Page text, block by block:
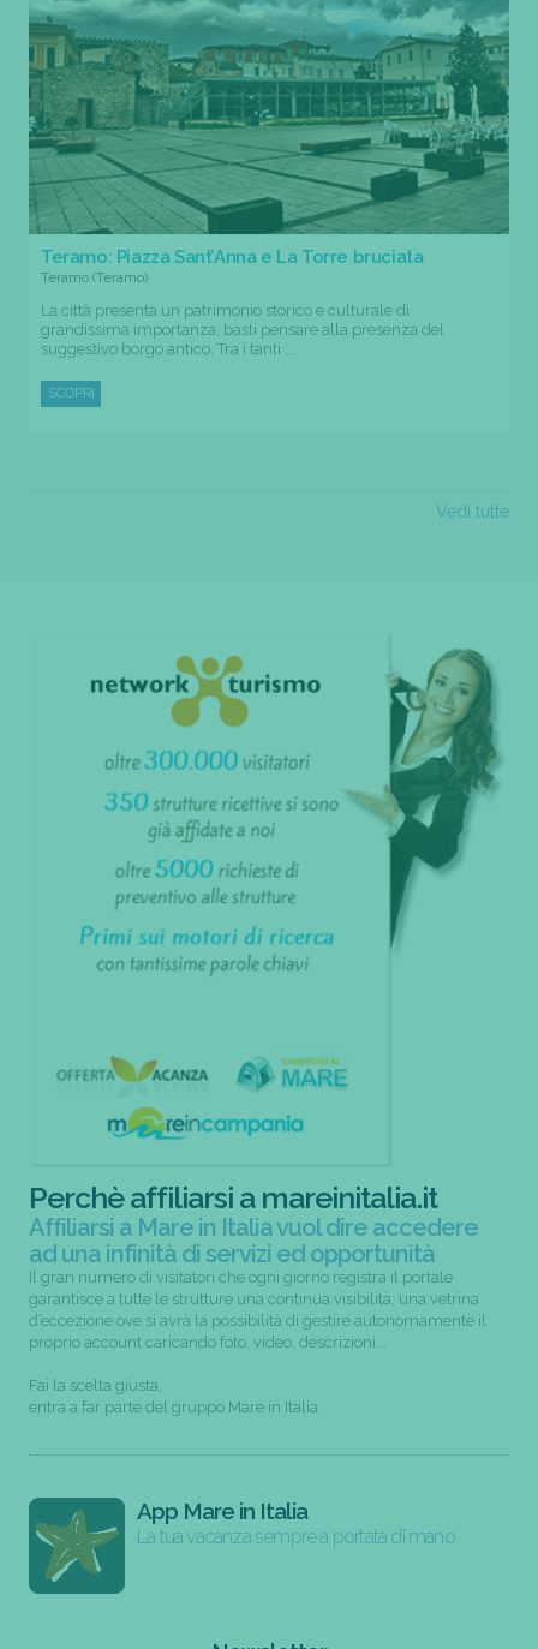
Teramo: Piazza Sant’Anna e La Torre bruciata
Teramo (Teramo)
La città presenta un patrimonio storico e culturale di
grandissima importanza, basti pensare alla presenza del
suggestivo borgo antico. Tra i tanti ...
SCOPRI
Vedi tutte
Perchè affiliarsi a mareinitalia.it
Affiliarsi a Mare in Italia vuol dire accedere
ad una infinità di servizi ed opportunità
Il gran numero di visitatori che ogni giorno registra il portale
garantisce a tutte le strutture una continua visibilità; una vetrina
d’eccezione ove si avrà la possibilità di gestire autonomamente il
proprio account caricando foto, video, descrizioni...
Fai la scelta giusta,
entra a far parte del gruppo Mare in Italia
App Mare in Italia
La tua vacanza sempre a portata di mano